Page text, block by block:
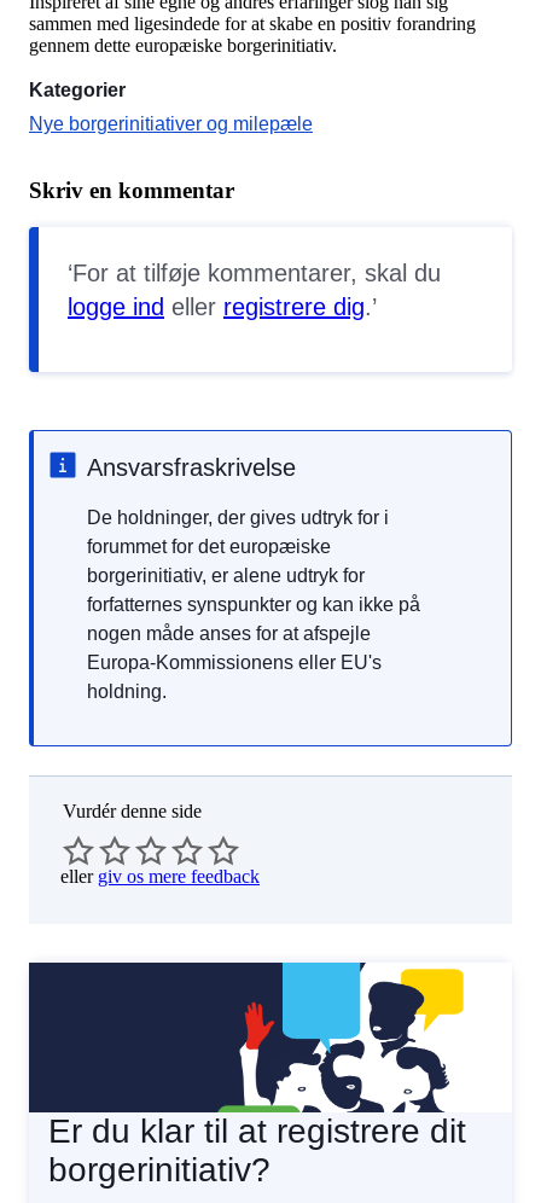
sammen med ligesindede for at skabe en positiv forandring
gennem dette europæiske borgerinitiativ.
Kategorier
Nye borgerinitiativer og milepæle
Skriv en kommentar
For at tilføje kommentarer, skal du
logge ind eller registrere dig.
Ansvarsfraskrivelse
De holdninger, der gives udtryk for i
forummet for det europæiske
borgerinitiativ, er alene udtryk for
forfatternes synspunkter og kan ikke på
nogen måde anses for at afspejle
Europa-Kommissionens eller EU's
holdning.
Vurdér denne side
eller giv os mere feedback
Er du klar til at registrere dit
borgerinitiativ?